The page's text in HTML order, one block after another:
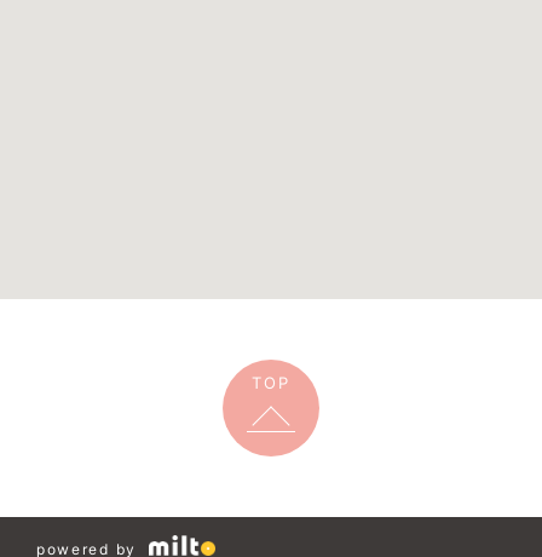
TOP
powered by